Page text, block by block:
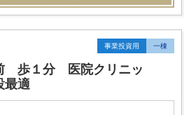
事業投資用 一棟
歩１分 医院クリニッ
最適